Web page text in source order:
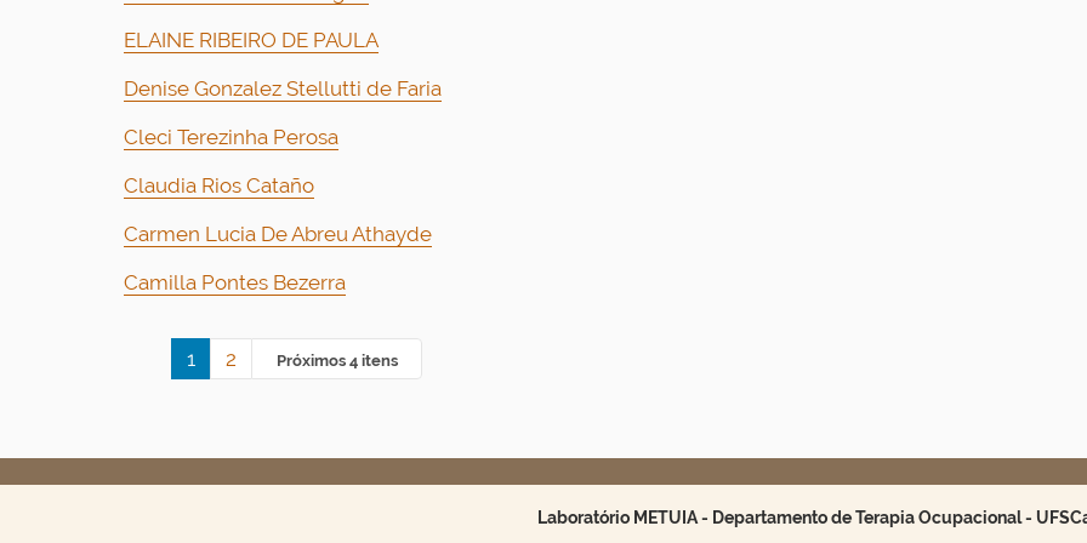
ELAINE RIBEIRO DE PAULA
Denise Gonzalez Stellutti de Faria
Cleci Terezinha Perosa
Claudia Rios Cataño
Carmen Lucia De Abreu Athayde
Camilla Pontes Bezerra
1 2 Próximos 4 itens
Laboratório METUIA - Departamento de Terapia Ocupacional -